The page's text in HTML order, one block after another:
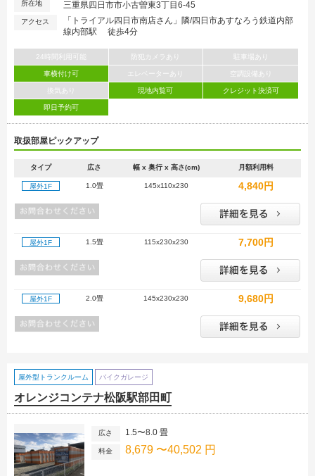
所在地 三重県四日市市小古曽東3丁目6-45
アクセス
「トライアル四日市南店さん」隣/四日市あすなろう鉄道内部
線内部駅 徒歩4分
24時間利用可能 防犯カメラあり 駐車場あり
車横付け可 エレベーターあり 空調設備あり
換気あり 現地内覧可 クレジット決済可
即日予約可
取扱部屋ピックアップ
タイプ 広さ 幅 x 奥行 x 高さ(cm) 月額利用料
屋外1F 1.0畳 145x110x230 4,840円
屋外1F 1.5畳 115x230x230 7,700円
屋外1F 2.0畳 145x230x230 9,680円
屋外型トランクルーム バイクガレージ
オレンジコンテナ松阪駅部田町
広さ 1.5〜8.0 畳
料金 8,679 〜40,502 円